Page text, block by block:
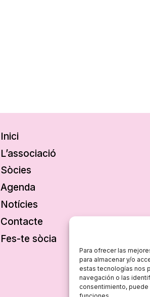
Para ofrecer las
para almacenar y/o
estas tecnologías nos
navegación o las
consentimiento,
Inici
L’associació
Sòcies
Agenda
Notícies
Contacte
Fes-te sòcia